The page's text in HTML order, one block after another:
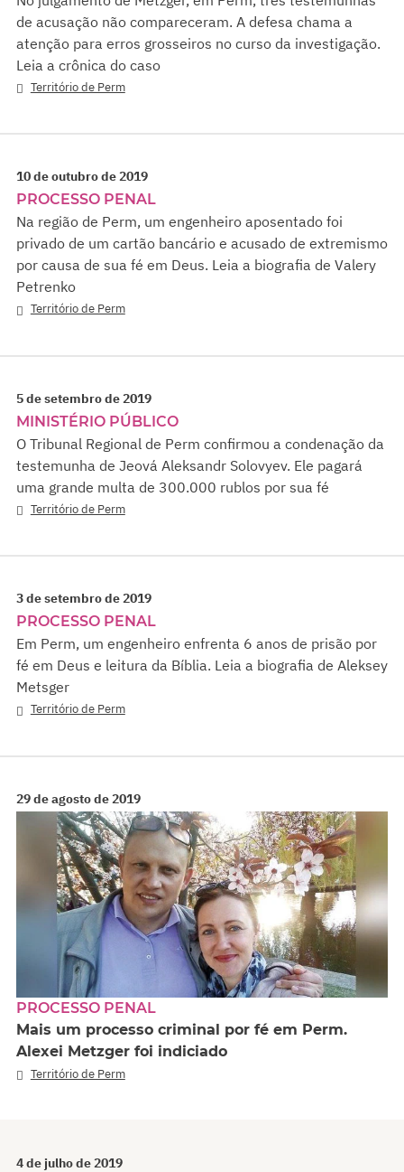
de acusação não compareceram. A defesa chama a
atenção para erros grosseiros no curso da investigação.
Leia a crônica do caso
Território de Perm
10 de outubro de 2019
PROCESSO PENAL
Na região de Perm, um engenheiro aposentado foi
privado de um cartão bancário e acusado de extremismo
por causa de sua fé em Deus. Leia a biografia de Valery
Petrenko
Território de Perm
5 de setembro de 2019
MINISTÉRIO PÚBLICO
O Tribunal Regional de Perm confirmou a condenação da
testemunha de Jeová Aleksandr Solovyev. Ele pagará
uma grande multa de 300.000 rublos por sua fé
Território de Perm
3 de setembro de 2019
PROCESSO PENAL
Em Perm, um engenheiro enfrenta 6 anos de prisão por
fé em Deus e leitura da Bíblia. Leia a biografia de Aleksey
Metsger
Território de Perm
29 de agosto de 2019
PROCESSO PENAL
Mais um processo criminal por fé em Perm.
Alexei Metzger foi indiciado
Território de Perm
4 de julho de 2019